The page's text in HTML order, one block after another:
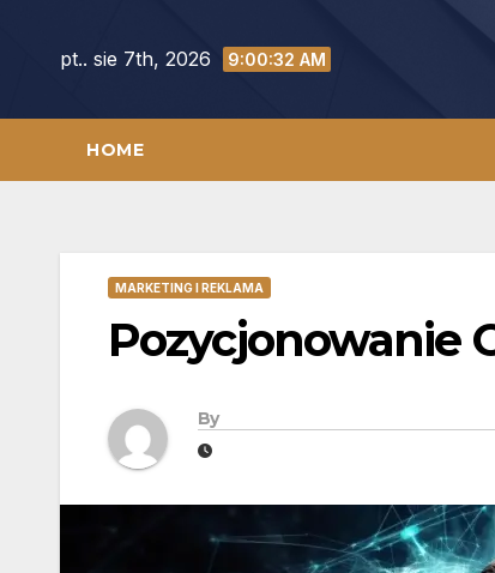
pt.. sie 7th, 2026 9:00:33 AM
HOME
MARKETING I REKLAMA
Pozycjonowanie
By